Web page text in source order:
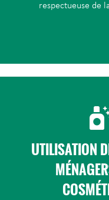
respectueuse de
UTILISATION